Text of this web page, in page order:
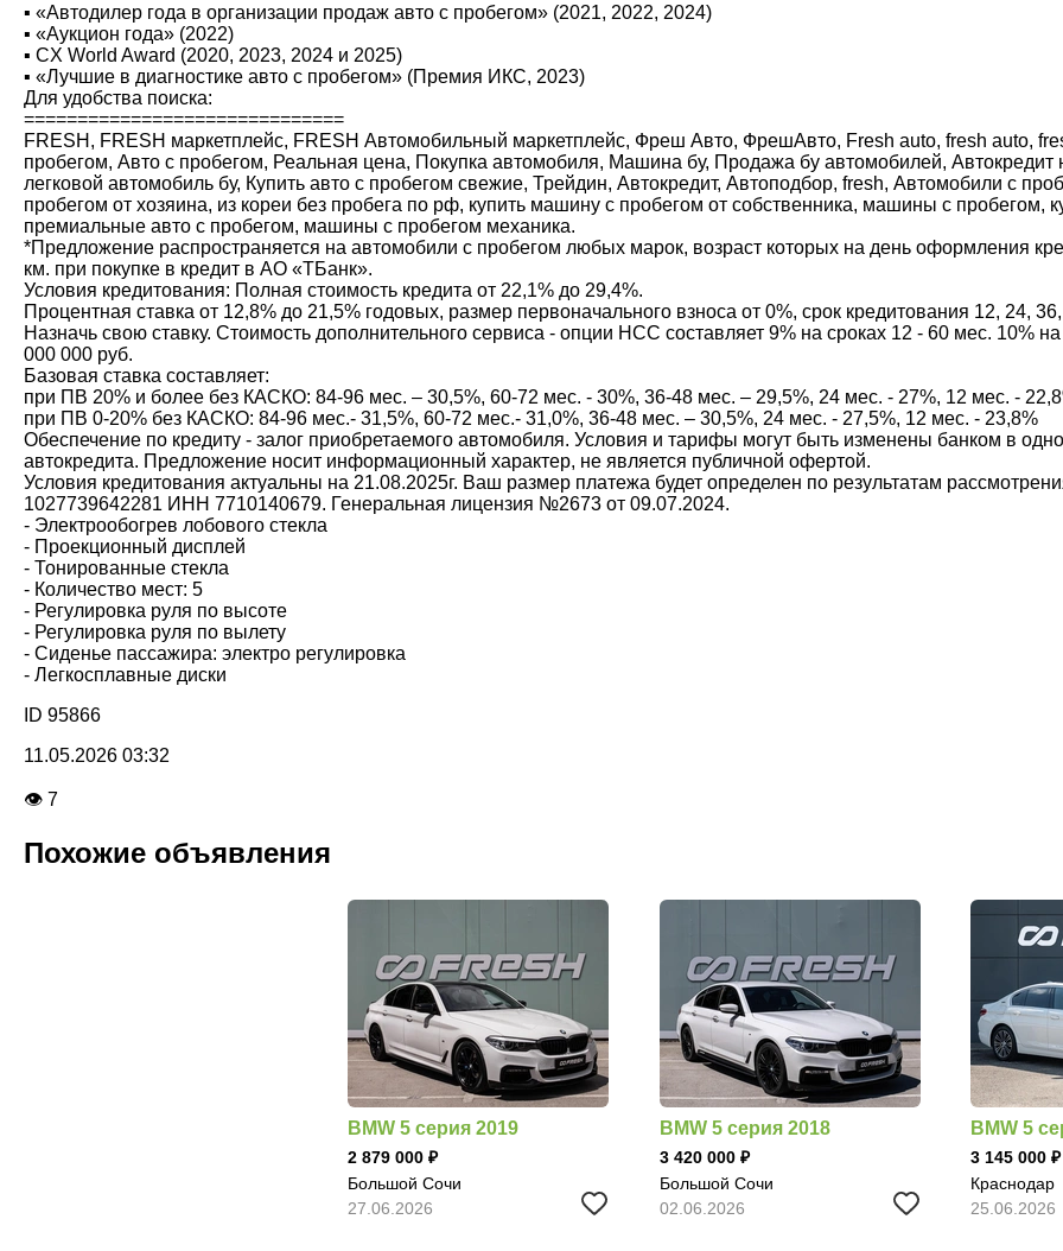
▪️ «Автодилер года в организации продаж авто с пробегом» (2021, 2022, 2024)
▪️ «Аукцион года» (2022)
▪️ CX World Award (2020, 2023, 2024 и 2025)
▪️ «Лучшие в диагностике авто с пробегом» (Премия ИКС, 2023)
Для удобства поиска:
==============================
FRESН, FRESН маркетплейс, FRESН Автомобильный маркетплейс, Фреш Авто, ФрешАвто, Fresh auto, fresh auto,
пробегом, Авто с пробегом, Реальная цена, Покупка автомобиля, Машина бу, Продажа бу автомобилей, Автокредит
легковой автомобиль бу, Купить авто с пробегом свежие, Трейдин, Автокредит, Автоподбор, fresh, Автомобили с
пробегом от хозяина, из кореи без пробега по рф, купить машину с пробегом от собственника, машины с
премиальные авто с пробегом, машины с пробегом механика.
*Предложение распространяется на автомобили с пробегом любых марок, возраст которых на день оформления
км. при покупке в кредит в АО «ТБанк».
Условия кредитования: Полная стоимость кредита от 22,1% до 29,4%.
Процентная ставка от 12,8% до 21,5% годовых, размер первоначального взноса от 0%, срок кредитования 12, 24,
Назначь свою ставку. Стоимость дополнительного сервиса - опции НСС составляет 9% на сроках 12 - 60 мес. 10%
000 000 руб.
Базовая ставка составляет:
при ПВ 20% и более без КАСКО: 84-96 мес. – 30,5%, 60-72 мес. - 30%, 36-48 мес. – 29,5%, 24 мес. - 27%, 12 мес. -
при ПВ 0-20% без КАСКО: 84-96 мес.- 31,5%, 60-72 мес.- 31,0%, 36-48 мес. – 30,5%, 24 мес. - 27,5%, 12 мес. - 23,8%
Обеспечение по кредиту - залог приобретаемого автомобиля. Условия и тарифы могут быть изменены банком в
автокредита. Предложение носит информационный характер, не является публичной офертой.
Условия кредитования актуальны на 21.08.2025г. Ваш размер платежа будет определен по результатам
1027739642281 ИНН 7710140679. Генеральная лицензия №2673 от 09.07.2024.
- Электрообогрев лобового стекла
- Проекционный дисплей
- Тонированные стекла
- Количество мест: 5
- Регулировка руля по высоте
- Регулировка руля по вылету
- Сиденье пассажира: электро регулировка
- Легкосплавные диски
ID 95866
11.05.2026 03:32
👁 7
Похожие объявления
BMW 5 серия 2019
2 879 000
Большой Сочи
27.06.2026
BMW 5 серия 2018
3 420 000
Большой Сочи
02.06.2026
BMW 5
3 145 000
Краснодар
25.06.2026